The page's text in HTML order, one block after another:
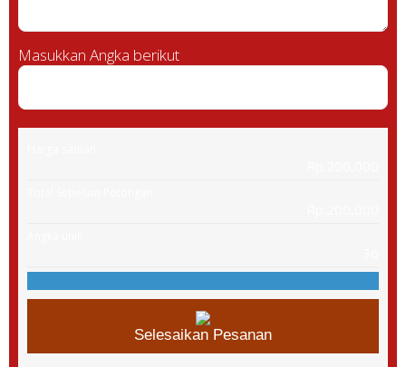
Masukkan Angka berikut
Selesaikan Pesanan